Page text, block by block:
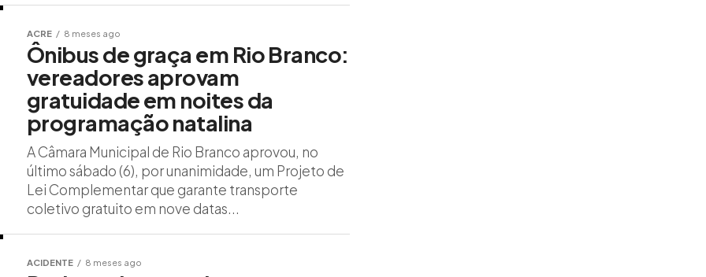
ACRE 8 meses ago
Ônibus de graça em Rio Branco:
vereadores aprovam
gratuidade em noites da
programação natalina
A Câmara Municipal de Rio Branco aprovou, no
último sábado (6), por unanimidade, um Projeto de
Lei Complementar que garante transporte
coletivo gratuito em nove datas...
ACIDENTE 8 meses ago